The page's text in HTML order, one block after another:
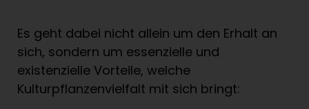
Es geht dabei nicht allein um den Erhalt an
sich, sondern um essenzielle und
existenzielle Vorteile, welche
Kulturpflanzenvielfalt mit sich bringt: